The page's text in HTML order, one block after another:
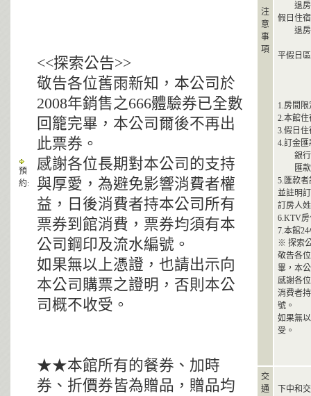
預
約:
<<探索公告>>
敬告各位舊雨新知，本公司於
2008年銷售之666體驗券已全數
回籠完畢，本公司爾後不再出
此票券。
感謝各位長期對本公司的支持
與厚愛，為避免影響消費者權
益，日後消費者持本公司所有
票券到館消費，票券均須有本
公司鋼印及流水編號。
如果無以上憑證，也請出示向
本公司購票之證明，否則本公
司概不收受。
★★本館所有的餐券、加時
券、折價券皆為贈品，贈品均
注
意
事
項
退房
假日住
退房
平假日
1.房間
2.本館住
3.假日
4.訂金
銀行
匯款
5.匯款
並註明
訂房人
6.KTV
7.本館
※ 探索
敬告各
畢，本
感謝各
消費者
號。
如果無
受。
交
通
下中和